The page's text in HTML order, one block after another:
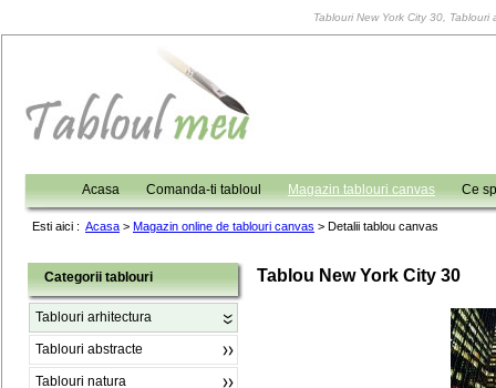
Tablouri New York City 30,
Acasa Comanda-ti tabloul Magazin tablouri canvas Ce
Esti aici : Acasa > Magazin online de tablouri canvas > Detalii tablou canvas
Categorii tablouri
Tablouri arhitectura
Tablouri abstracte
Tablouri natura
Tablou New York City 30